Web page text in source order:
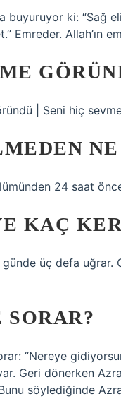
buyuruyor ki: “Sağ
Emreder. Allah’ın
| Seni hiç
24 saat
KAÇ
üç defa uğrar.
“Nereye
Geri dönerken
söylediğinde